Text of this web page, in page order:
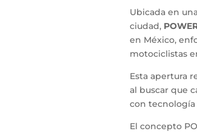
Ubicada en
ciudad,
en México,
motociclistas
Esta apertura
al buscar que
con tecnología
El concepto